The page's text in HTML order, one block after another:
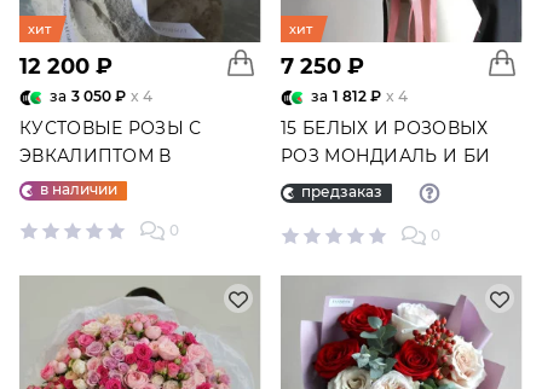
хит
12 200 ₽
за 3 050 ₽ x 4
КУСТОВЫЕ РОЗЫ С
ЭВКАЛИПТОМ В
ШЛЯПНОЙ КОРОБКЕ
в наличии
0
хит
7 250 ₽
за 1 812 ₽ x 4
15 БЕЛЫХ И РОЗОВЫХ
РОЗ МОНДИАЛЬ И БИ
СВИТ №3459
предзаказ
0